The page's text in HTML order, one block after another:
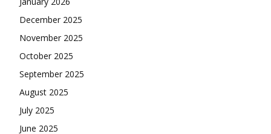
December 2025
November 2025
October 2025
September 2025
August 2025
July 2025
June 2025